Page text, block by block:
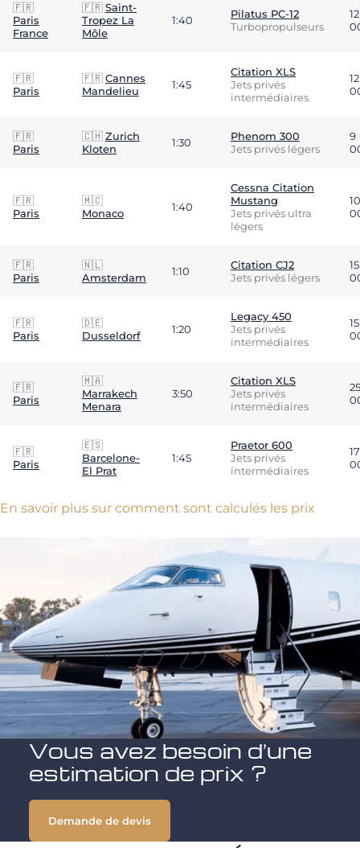
🇫🇷
Paris
France
🇫🇷Saint-
Tropez La
Môle
1:40
Pilatus PC-12
Turbopropulseurs
12
🇫🇷
Paris
🇫🇷Cannes
Mandelieu
1:45
Citation XLS
Jets privés
intermédiaires
12
🇫🇷
Paris
🇨🇭Zurich
Kloten
1:30
Phenom 300
Jets privés légers
9
🇫🇷
Paris
🇲🇨
Monaco
1:40
Cessna Citation
Mustang
Jets privés ultra
légers
10
🇫🇷
Paris
🇳🇱
Amsterdam
1:10
Citation CJ2
Jets privés légers
15
🇫🇷
Paris
🇩🇪
Dusseldorf
1:20
Legacy 450
Jets privés
intermédiaires
15
🇫🇷
Paris
🇲🇦
Marrakech
Menara
3:50
Citation XLS
Jets privés
intermédiaires
25
🇫🇷
Paris
🇪🇸
Barcelone-
El Prat
1:45
Praetor 600
Jets privés
intermédiaires
17
En savoir plus sur comment sont calculés les prix
Vous avez besoin d’une
estimation de prix ?
Demande de devis